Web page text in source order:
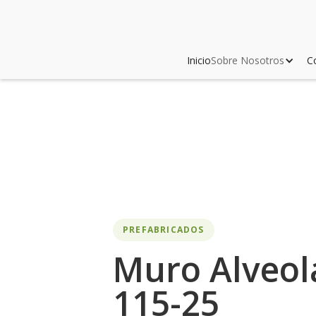
InicioSobre Nosotros
PREFABRICADOS
Muro
115-25